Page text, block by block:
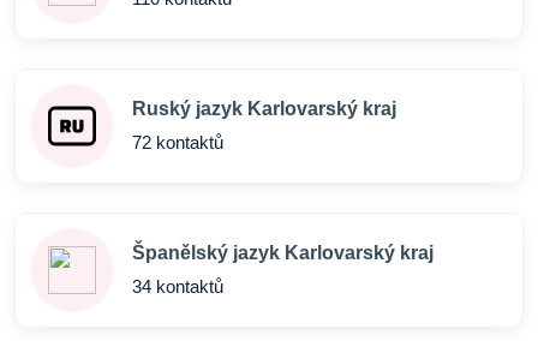
Ruský jazyk Karlovarský kraj
72 kontaktů
Španělský jazyk Karlovarský kraj
34 kontaktů